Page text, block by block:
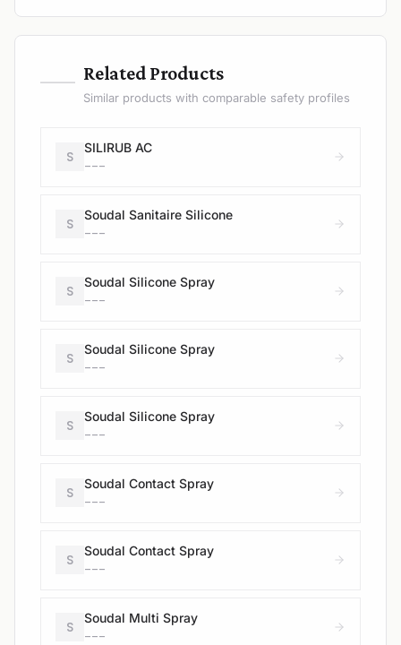
— Related Products
Similar products with comparable safety profiles
S
SILIRUB AC
---
S
Soudal Sanitaire Silicone
---
S
Soudal Silicone Spray
---
S
Soudal Silicone Spray
---
S
Soudal Silicone Spray
---
S
Soudal Contact Spray
---
S
Soudal Contact Spray
---
S
Soudal Multi Spray
---